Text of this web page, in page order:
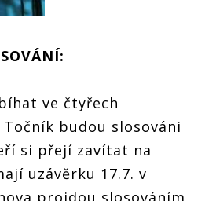
ve čtyřech
budou slosováni
si přejí zavítat na
uzávěrku 17.7. v
projdou slosováním